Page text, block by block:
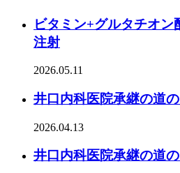
ビタミン+グルタチオン
注射
2026.05.11
井口内科医院承継の道
2026.04.13
井口内科医院承継の道